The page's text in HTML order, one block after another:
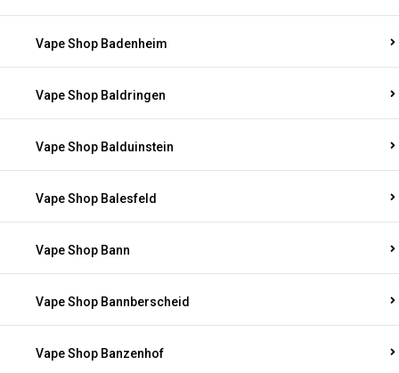
Vape Shop Badenheim
Vape Shop Baldringen
Vape Shop Balduinstein
Vape Shop Balesfeld
Vape Shop Bann
Vape Shop Bannberscheid
Vape Shop Banzenhof